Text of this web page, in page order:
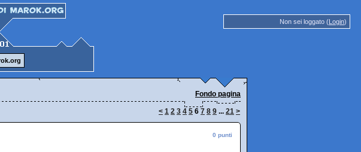
Non sei loggato (Login)
Fondo pagina
< 1 2 3 4 5 6 7 8 9 ... 21 >
0 punti